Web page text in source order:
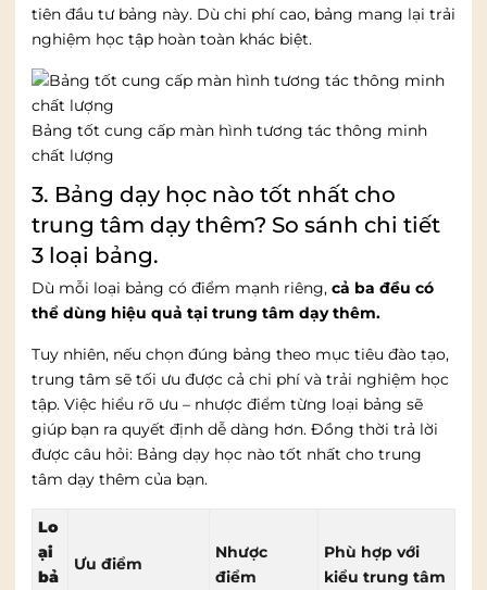
tiên đầu tư bảng này. Dù chi phí cao, bảng mang lại trải
nghiệm học tập hoàn toàn khác biệt.
Bảng tốt cung cấp màn hình tương tác thông minh
chất lượng
3. Bảng dạy học nào tốt nhất cho
trung tâm dạy thêm? So sánh chi tiết
3 loại bảng.
Dù mỗi loại bảng có điểm mạnh riêng, cả ba đều có
thể dùng hiệu quả tại trung tâm dạy thêm.
Tuy nhiên, nếu chọn đúng bảng theo mục tiêu đào tạo,
trung tâm sẽ tối ưu được cả chi phí và trải nghiệm học
tập. Việc hiểu rõ ưu – nhược điểm từng loại bảng sẽ
giúp bạn ra quyết định dễ dàng hơn. Đồng thời trả lời
được câu hỏi: Bảng dạy học nào tốt nhất cho trung
tâm dạy thêm của bạn.
Lo
ại
bả
Ưu điểm
Nhược
điểm
Phù hợp với
kiểu trung tâm